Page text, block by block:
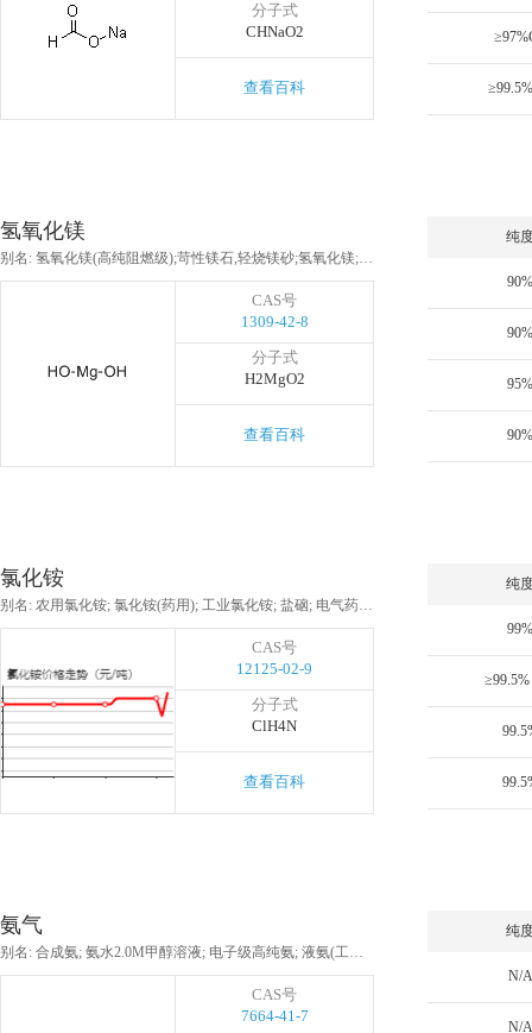
分子式
CHNaO2
查看百科
氢氧化镁
别名: 氢氧化镁(高纯阻燃级);苛性镁石,轻烧镁砂;氢氧化镁;氢氧化镁, 95-100.5%
CAS号
1309-42-8
分子式
H2MgO2
查看百科
纯
90%
90%
95%
90%
氯化铵
别名: 农用氯化铵; 氯化铵(药用); 工业氯化铵; 盐硇; 电气药粉; 盐精; 电盐
CAS号
12125-02-9
分子式
ClH4N
查看百科
纯
99%
氨气
别名: 合成氨; 氨水2.0M甲醇溶液; 电子级高纯氨; 液氨(工业用); 无水氨; 氢氧化铵溶液; 氨气(液氨)
CAS号
7664-41-7
纯
N/A
N/A